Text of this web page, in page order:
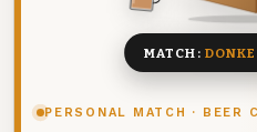
PERSONAL MATCH · BEER
MATCH: